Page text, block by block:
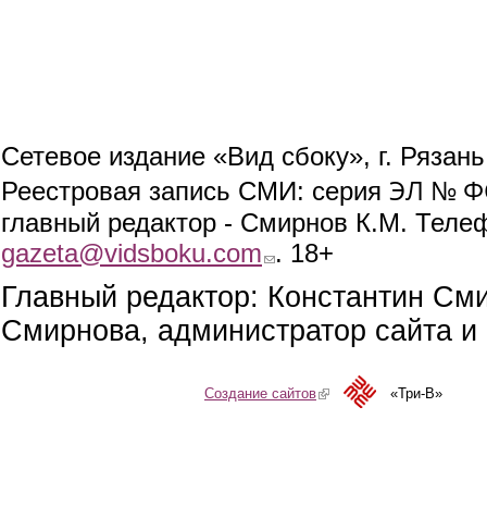
Сетевое издание «Вид сбоку», г.
Реестровая запись СМИ: серия ЭЛ №
главный редактор - Смирнов К.М.
gazeta@vidsboku.com (link sends e-mail)
. 18+
Главный редактор: Константин
Смирнова, администратор сайта
Создание сайтов(link is external)«Три-В»